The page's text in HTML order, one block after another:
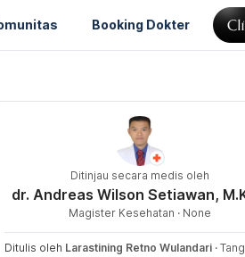
Booking Dokter
Ditinjau secara medis oleh
dr. Andreas Wilson Setiawan,
Magister Kesehatan · None
Ditulis oleh Larastining Retno Wulandari ·